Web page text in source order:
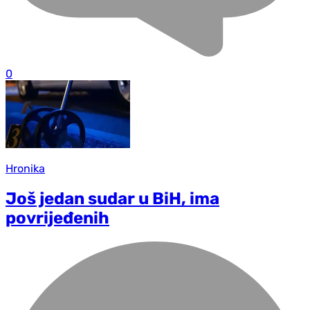
0
Hronika
Još jedan sudar u BiH, ima
povrijeđenih